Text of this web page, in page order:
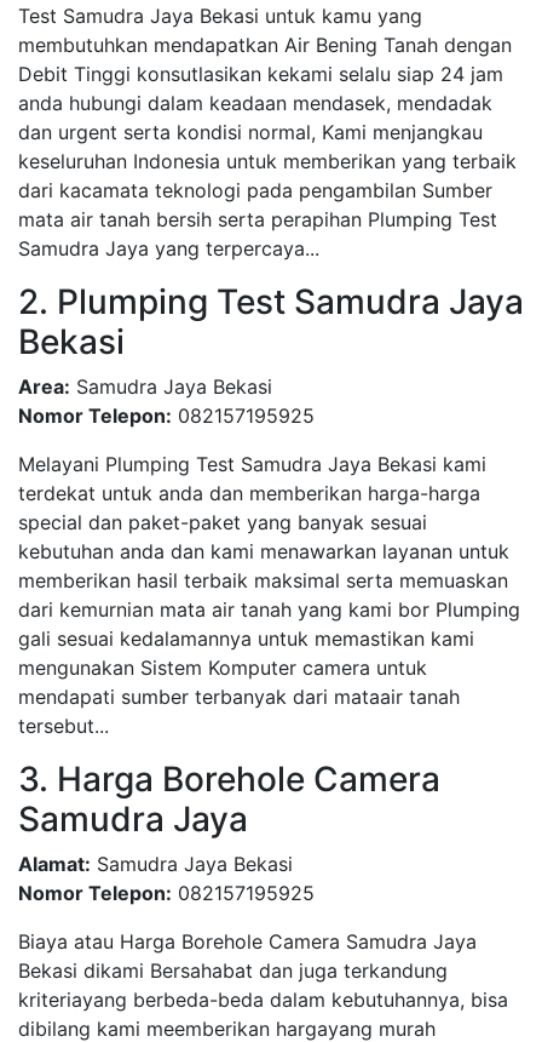
Test Samudra Jaya Bekasi untuk kamu yang
membutuhkan mendapatkan Air Bening Tanah dengan
Debit Tinggi konsutlasikan kekami selalu siap 24 jam
anda hubungi dalam keadaan mendasek, mendadak
dan urgent serta kondisi normal, Kami menjangkau
keseluruhan Indonesia untuk memberikan yang terbaik
dari kacamata teknologi pada pengambilan Sumber
mata air tanah bersih serta perapihan Plumping Test
Samudra Jaya yang terpercaya...
2. Plumping Test Samudra Jaya
Bekasi
Area: Samudra Jaya Bekasi
Nomor Telepon: 082157195925
Melayani Plumping Test Samudra Jaya Bekasi kami
terdekat untuk anda dan memberikan harga-harga
special dan paket-paket yang banyak sesuai
kebutuhan anda dan kami menawarkan layanan untuk
memberikan hasil terbaik maksimal serta memuaskan
dari kemurnian mata air tanah yang kami bor Plumping
gali sesuai kedalamannya untuk memastikan kami
mengunakan Sistem Komputer camera untuk
mendapati sumber terbanyak dari mataair tanah
tersebut...
3. Harga Borehole Camera
Samudra Jaya
Alamat: Samudra Jaya Bekasi
Nomor Telepon: 082157195925
Biaya atau Harga Borehole Camera Samudra Jaya
Bekasi dikami Bersahabat dan juga terkandung
kriteriayang berbeda-beda dalam kebutuhannya, bisa
dibilang kami meemberikan hargayang murah